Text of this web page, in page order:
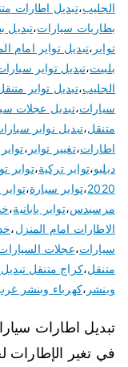
الجليب،تبديل اطارات
بطاريات سيارات،تبديل
تواير ،تبديل تواير امام
بلبيت،تبديل تواير
الجليب،تبديل تواير
سيارات،تبديل عجلات
متنقل،تبديل نوابر
اطارات،تغيير تواير ،
دبليو،تواير تركية،تواير
2020،تواير سيارة،
مرسيدس،تواير يابانية،
الاطارات امام المنزل،
سيارات،عجلات
متنقل،كراج متنقل تبديل
وبنشر ،كهرباء وبنشر
تبديل اطارات
في تغير الإطارات